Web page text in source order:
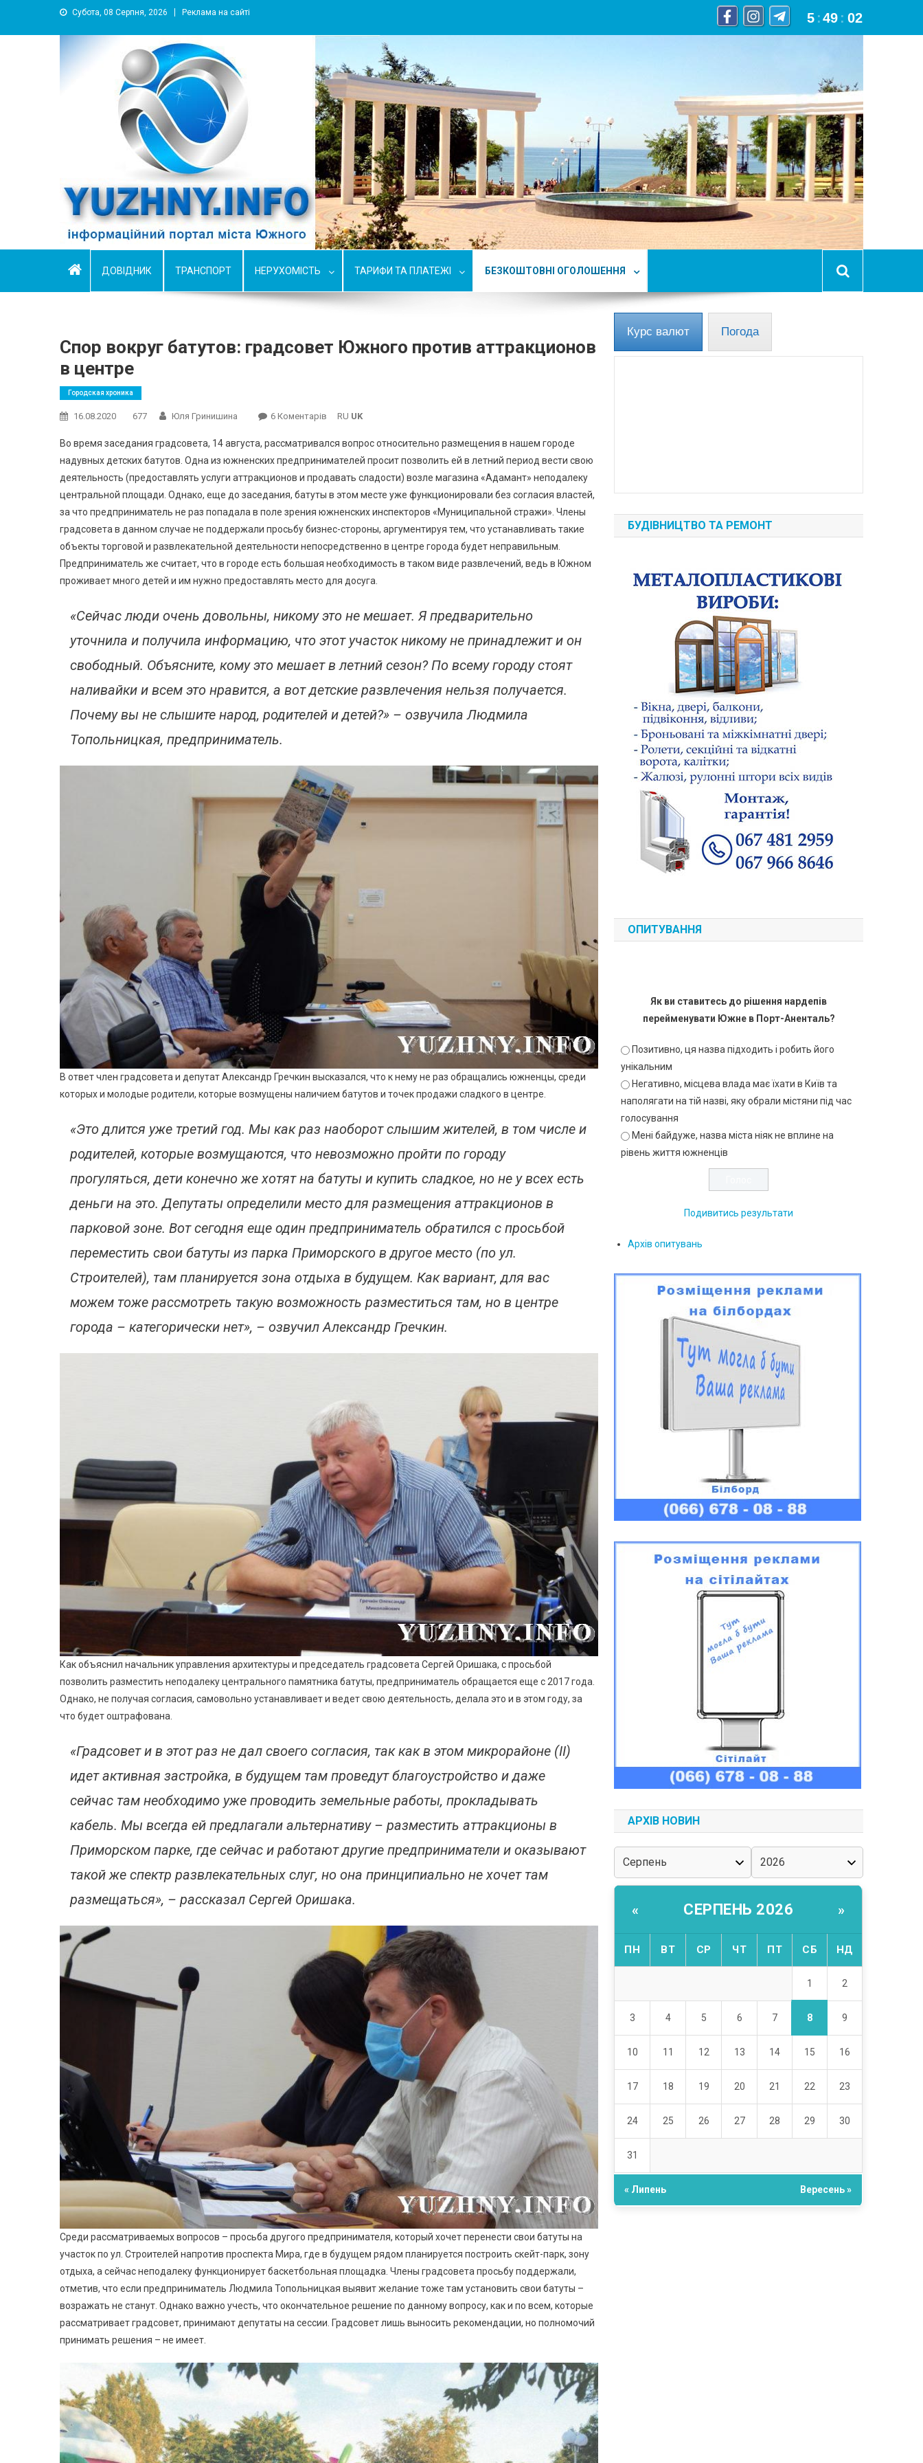
Субота, 08 Серпня, 2026 Реклама на сайті 5 :49 : 04
YUZHNY.INFO
информационный портал города Южный
ДОВІДНИК ТРАНСПОРТ НЕРУХОМІСТЬ ТАРИФИ ТА ПЛАТЕЖІ БЕЗКОШТОВНІ ОГОЛОШЕННЯ
Спор вокруг батутов: градсовет Южного против аттракционов
в центре
Городская хроника
16.08.2020 677 Юля Гринишина 6 Коментарів До
Вокруг
Батутов:
Градсовет
Южного
Против
Аттракционов
В
Центре
RU UK
Во время заседания градсовета, 14 августа, рассматривался вопрос относительно размещения в нашем городе
надувных детских батутов. Одна из южненских предпринимателей просит позволить ей в летний период вести свою
деятельность (предоставлять услуги аттракционов и продавать сладости) возле магазина «Адамант» неподалеку
центральной площади. Однако, еще до заседания, батуты в этом месте уже функционировали без согласия властей,
за что предприниматель не раз попадала в поле зрения южненских инспекторов «Муниципальной стражи». Члены
градсовета в данном случае не поддержали просьбу бизнес-стороны, аргументируя тем, что устанавливать такие
объекты торговой и развлекательной деятельности непосредственно в центре города будет неправильным.
Предприниматель же считает, что в городе есть большая необходимость в таком виде развлечений, ведь в Южном
проживает много детей и им нужно предоставлять место для досуга.
«Сейчас люди очень довольны, никому это не мешает. Я предварительно
уточнила и получила информацию, что этот участок никому не принадлежит и он
свободный. Объясните, кому это мешает в летний сезон? По всему городу стоят
наливайки и всем это нравится, а вот детские развлечения нельзя получается.
Почему вы не слышите народ, родителей и детей?» – озвучила Людмила
Топольницкая, предприниматель.
В ответ член градсовета и депутат Александр Гречкин высказался, что к нему не раз обращались южненцы, среди
которых и молодые родители, которые возмущены наличием батутов и точек продажи сладкого в центре.
«Это длится уже третий год. Мы как раз наоборот слышим жителей, в том числе и
родителей, которые возмущаются, что невозможно пройти по городу
прогуляться, дети конечно же хотят на батуты и купить сладкое, но не у всех есть
деньги на это. Депутаты определили место для размещения аттракционов в
парковой зоне. Вот сегодня еще один предприниматель обратился с просьбой
переместить свои батуты из парка Приморского в другое место (по ул.
Строителей), там планируется зона отдыха в будущем. Как вариант, для вас
можем тоже рассмотреть такую возможность разместиться там, но в центре
города – категорически нет», – озвучил Александр Гречкин.
Как объяснил начальник управления архитектуры и председатель градсовета Сергей Оришака, с просьбой
позволить разместить неподалеку центрального памятника батуты, предприниматель обращается еще с 2017 года.
Однако, не получая согласия, самовольно устанавливает и ведет свою деятельность, делала это и в этом году, за
что будет оштрафована.
«Градсовет и в этот раз не дал своего согласия, так как в этом микрорайоне (II)
идет активная застройка, в будущем там проведут благоустройство и даже
сейчас там необходимо уже проводить земельные работы, прокладывать
кабель. Мы всегда ей предлагали альтернативу – разместить аттракционы в
Приморском парке, где сейчас и работают другие предприниматели и оказывают
такой же спектр развлекательных слуг, но она принципиально не хочет там
размещаться», – рассказал Сергей Оришака.
Среди рассматриваемых вопросов – просьба другого предпринимателя, который хочет перенести свои батуты на
участок по ул. Строителей напротив проспекта Мира, где в будущем рядом планируется построить скейт-парк, зону
отдыха, а сейчас неподалеку функционирует баскетбольная площадка. Члены градсовета просьбу поддержали,
отметив, что если предприниматель Людмила Топольницкая выявит желание тоже там установить свои батуты –
возражать не станут. Однако важно учесть, что окончательное решение по данному вопросу, как и по всем, которые
рассматривает градсовет, принимают депутаты на сессии. Градсовет лишь выносить рекомендации, но полномочий
принимать решения – не имеет.
Курс валют Погода
БУДІВНИЦТВО ТА РЕМОНТ
ОПИТУВАННЯ
Як ви ставитесь до рішення нардепів
перейменувати Южне в Порт-Аненталь?
Позитивно, ця назва підходить і робить його
унікальним
Негативно, місцева влада має їхати в Київ та
наполягати на тій назві, яку обрали містяни під час
голосування
Мені байдуже, назва міста ніяк не вплине на
рівень життя южненців
Подивитись результати
Архів опитувань
АРХІВ НОВИН
« СЕРПЕНЬ 2026 »
ПН ВТ СР ЧТ ПТ СБ НД
1 2
3 4 5 6 7 8 9
10 11 12 13 14 15 16
17 18 19 20 21 22 23
24 25 26 27 28 29 30
31
« Липень Вересень »